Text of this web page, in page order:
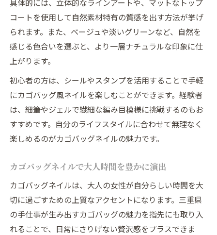
具体的には、立体的なラインアートや、マットなトップ
コートを使用して自然素材特有の質感を出す方法が挙げ
られます。また、ベージュや淡いグリーンなど、自然を
感じる色合いを選ぶと、より一層ナチュラルな印象に仕
上がります。
初心者の方は、シールやスタンプを活用することで手軽
にカゴバッグ風ネイルを楽しむことができます。経験者
は、細筆やジェルで繊細な編み目模様に挑戦するのもお
すすめです。自分のライフスタイルに合わせて無理なく
楽しめるのがカゴバッグネイルの魅力です。
カゴバッグネイルで大人時間を豊かに演出
カゴバッグネイルは、大人の女性が自分らしい時間を大
切に過ごすための上質なアクセントになります。三重県
の手仕事が生み出すカゴバッグの魅力を指先にも取り入
れることで、日常にさりげない贅沢感をプラスできま